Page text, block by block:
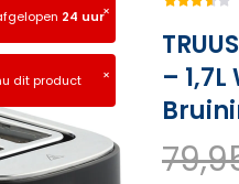
×
24 uur
×
dit product
–